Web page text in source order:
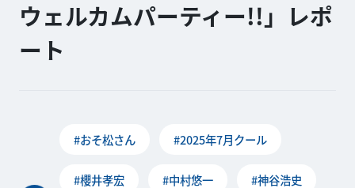
ウェルカムパーティー!!」レポ
ート
#おそ松さん #2025年7月クール
#櫻井孝宏 #中村悠一 #神谷浩史